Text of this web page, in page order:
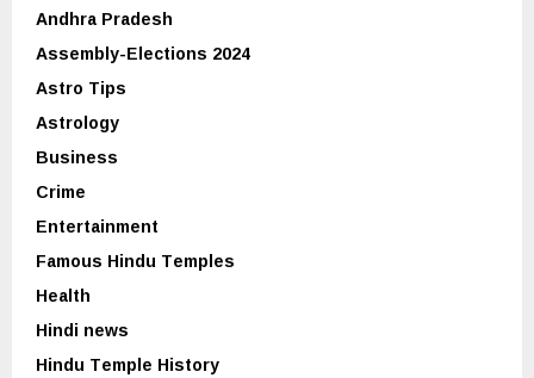
Andhra Pradesh
Assembly-Elections 2024
Astro Tips
Astrology
Business
Crime
Entertainment
Famous Hindu Temples
Health
Hindi news
Hindu Temple History